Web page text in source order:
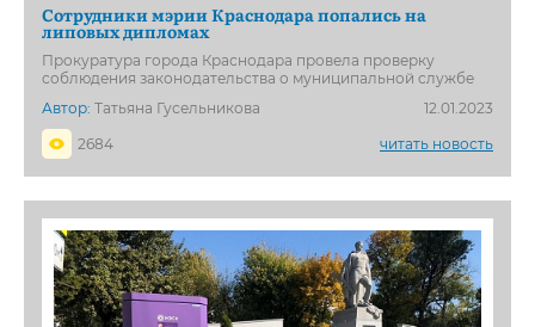
Сотрудники мэрии Краснодара попались на
липовых дипломах
Прокуратура города Краснодара провела проверку
соблюдения законодательства о муниципальной службе
Автор: Татьяна Гусельникова
12.01.2023
2684
читать новость